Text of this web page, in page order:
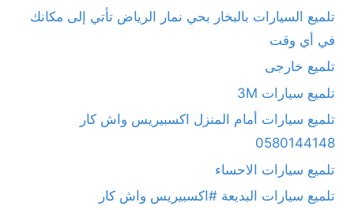
تلميع السيارات بالبخار بحي نمار الرياض تأتي إلى مكانك
في أي وقت
تلميع خارجى
تلميع سيارات 3M
تلميع سيارات أمام المنزل اكسبيريس واش كار
0580144148
تلميع سيارات الاحساء
تلميع سيارات البديعة #اكسبيريس واش كار